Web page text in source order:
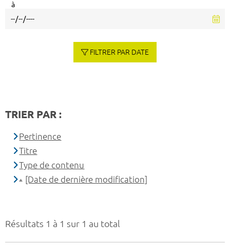
Résultats 1 à 1 sur 1 au total
à
FILTRER PAR DATE
TRIER PAR :
Pertinence
Titre
Type de contenu
[Date de dernière modification]